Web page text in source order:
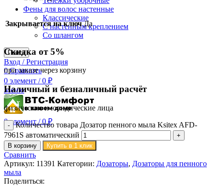
Фены для волос настенные
Классические
С настенным креплением
Со шлангом
Поиск
Вход / Регистрация
0 Сравнить
0 элемент / 0 ₽
Меню
0элемент / 0 ₽
Закрывается на ключ Да
Скидка от 5%
при заказе через корзину
Наличный и безналичный расчёт
физические и юридические лица
Количество товара Дозатор пенного мыла Ksitex AFD-
7961S автоматический
В корзину Купить в 1 клик
Сравнить
Артикул: 11391 Категории: Дозаторы, Дозаторы для пенного
мыла
Поделиться: